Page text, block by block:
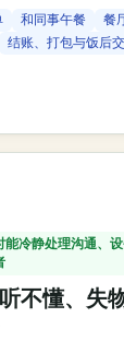
和同事午餐
餐
结账、打包与饭后
能冷静处理沟通、
不懂、失